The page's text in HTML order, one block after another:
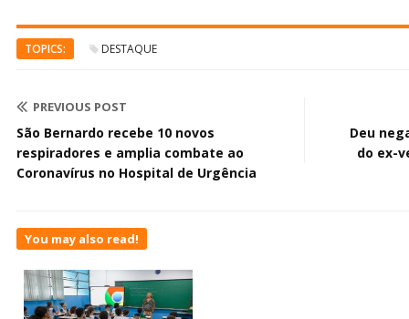
TOPICS: DESTAQUE
PREVIOUS POST
São Bernardo recebe 10 novos
respiradores e amplia combate ao
Coronavírus no Hospital de Urgência
Deu
do ex-
You may also read!